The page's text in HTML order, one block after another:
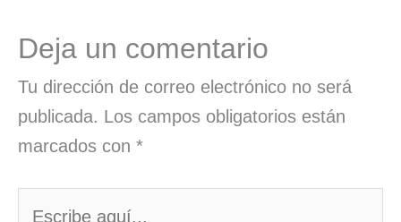
Deja un comentario
Tu dirección de correo electrónico no será
publicada. Los campos obligatorios están
marcados con *